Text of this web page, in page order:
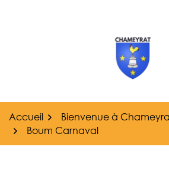
Accueil Bienvenue à
Boum Carnaval